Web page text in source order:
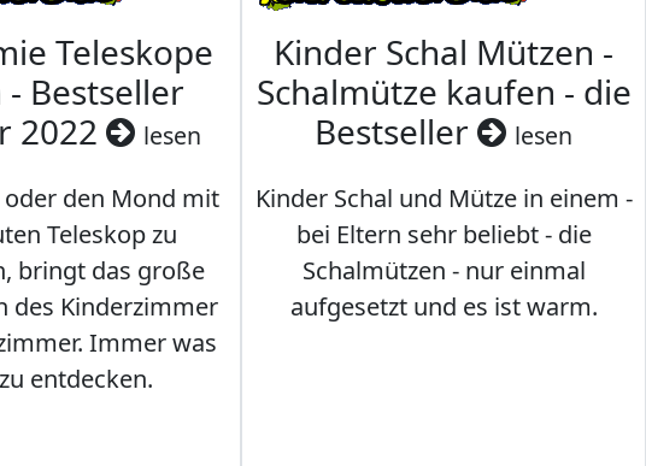
Teleskope
Bestseller
2022
lesen
den Mond mit
Teleskop zu
bringt das große
des Kinderzimmer
Immer was
entdecken.
Kinder Schal Mützen -
Schalmütze kaufen - die
Bestseller
lesen
Kinder Schal und Mütze in einem -
bei Eltern sehr beliebt - die
Schalmützen - nur einmal
aufgesetzt und es ist warm.